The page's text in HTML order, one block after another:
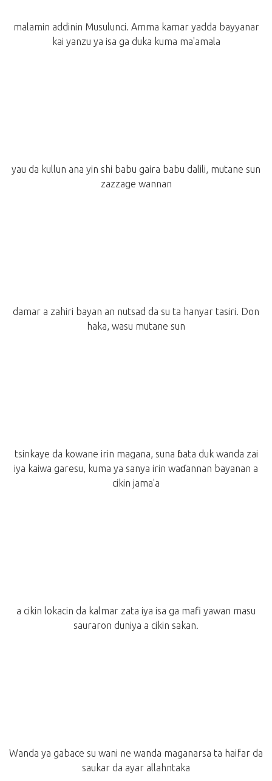
malamin addinin Musulunci. Amma kamar yadda bayyanar
kai yanzu ya isa ga duka kuma ma'amala
yau da kullun ana yin shi babu gaira babu dalili, mutane sun
zazzage wannan
damar a zahiri bayan an nutsad da su ta hanyar tasiri. Don
haka, wasu mutane sun
tsinkaye da kowane irin magana, suna ɓata duk wanda zai
iya kaiwa garesu, kuma ya sanya irin waɗannan bayanan a
cikin jama'a
a cikin lokacin da kalmar zata iya isa ga mafi yawan masu
sauraron duniya a cikin sakan.
Wanda ya gabace su wani ne wanda maganarsa ta haifar da
saukar da ayar allahntaka